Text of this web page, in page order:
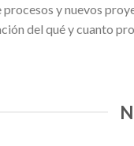
y nuevos
del qué y cuanto